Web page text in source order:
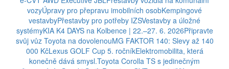
vozyÚpravy pro přepravu imobilních osobKempingové
vestavbyPřestavby pro potřeby IZSVestavby a úložné
systémyKIA K4 DAYS na Kolbence | 22.–27. 6. 2026Připravte
svůj vůz Toyota na dovolenouMG FAKTOR 140: Slevy až 140
000 KčLexus GOLF Cup 5. ročníkElektromobilita, která
konečně dává smysl.Toyota Corolla TS s jedinečným